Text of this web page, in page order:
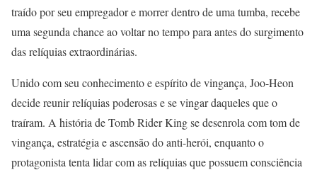
traído por seu empregador e morrer dentro de uma tumba, recebe
uma segunda chance ao voltar no tempo para antes do surgimento
das relíquias extraordinárias.
Unido com seu conhecimento e espírito de vingança, Joo-Heon
decide reunir relíquias poderosas e se vingar daqueles que o
traíram. A história de Tomb Rider King se desenrola com tom de
vingança, estratégia e ascensão do anti-herói, enquanto o
protagonista tenta lidar com as relíquias que possuem consciência